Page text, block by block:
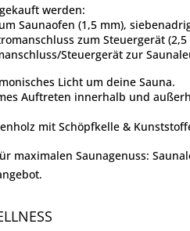
werden:
Saunaofen (1,5 mm),
zum Steuergerät
Steuergerät zur
Licht um deine Sauna.
Auftreten innerhalb und
mit Schöpfkelle &
Saunagenuss: